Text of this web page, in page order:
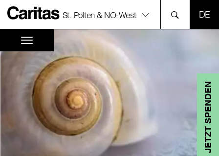
St. Pölten & NÖ-West
JETZT SPENDEN